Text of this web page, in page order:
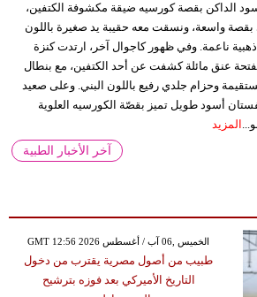
الداكن بقصة كورسيه ضيقة مكشوفة الكتفين،
بقصة واسعة، ونسقت معه حقيبة يد صغيرة باللون
ناعمة. وفي ظهور كاجوال آخر، ارتدت كنزة
بفتحة عنق مائلة كشفت عن أحد الكتفين، مع بنطال
وحزام جلدي رفيع باللون البني. وعلى صعيد
أسود طويل تميز بقصّة الكورسيه العلوية
المزيد
آخر الأخبار الطبية
GMT 12:56 2026 الخميس ,06 آب / أغسطس
طبيب من أصول مصرية يقترب من دخول
التاريخ الأميركي بعد فوزه بترشيح